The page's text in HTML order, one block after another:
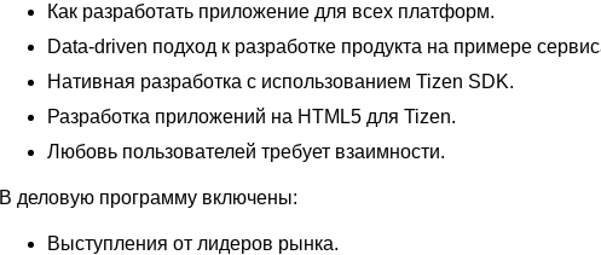
Как разработать приложение для всех платформ.
Data-driven подход к разработке продукта на примере
Нативная разработка с использованием Tizen SDK.
Разработка приложений на HTML5 для Tizen.
Любовь пользователей требует взаимности.
В деловую программу включены:
Выступления от лидеров рынка.